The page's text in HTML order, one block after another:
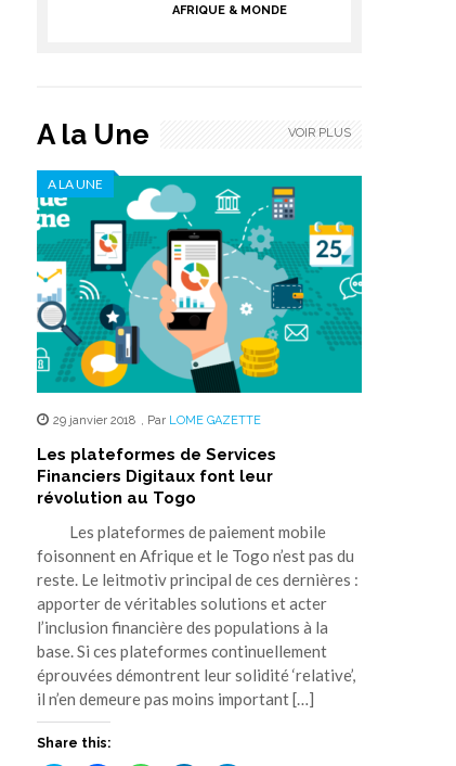
AFRIQUE & MONDE
A la Une
A LA UNE
29 janvier 2018 , Par LOME GAZETTE
Les plateformes de Services
Financiers Digitaux font leur
révolution au Togo
Les plateformes de paiement mobile
foisonnent en Afrique et le Togo n’est pas du
reste. Le leitmotiv principal de ces dernières :
apporter de véritables solutions et acter
l’inclusion financière des populations à la
base. Si ces plateformes continuellement
éprouvées démontrent leur solidité ‘relative’,
il n’en demeure pas moins important […]
Share this:
VOIR PLUS